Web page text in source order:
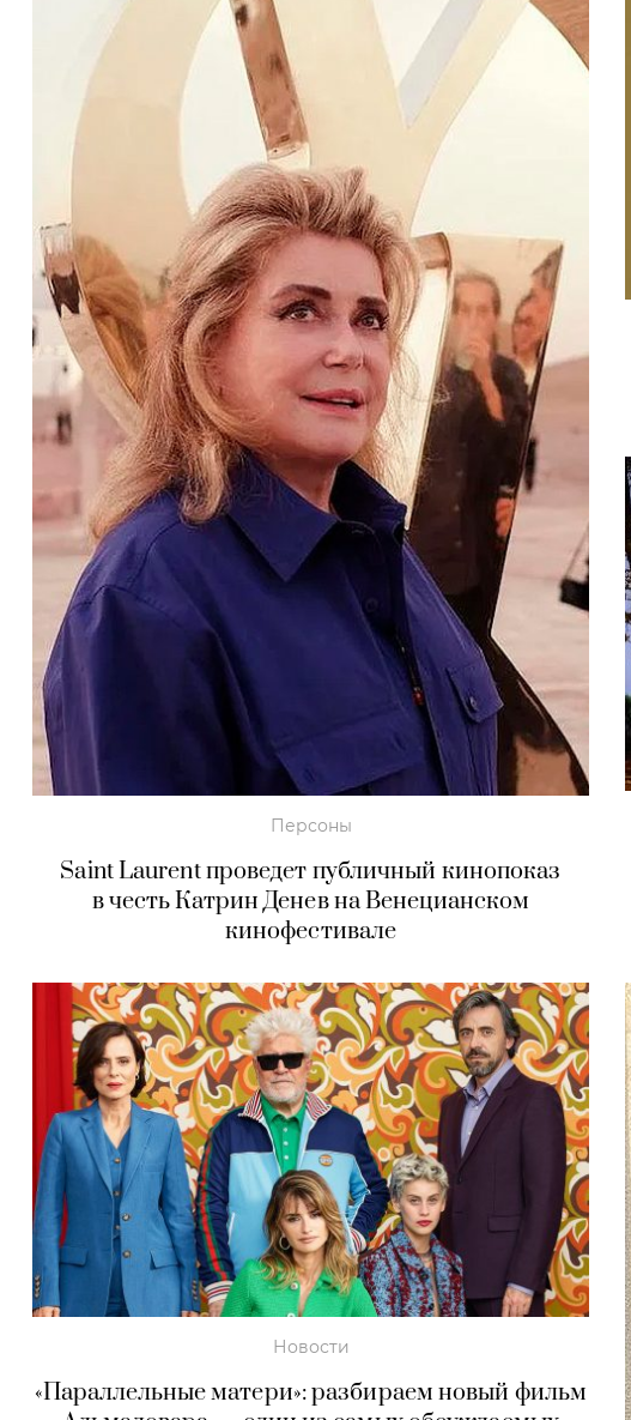
Персоны
Saint Laurent проведет публичный кинопоказ
в честь Катрин Денев на Венецианском
кинофестивале
Новости
«Параллельные матери»: разбираем новый фильм